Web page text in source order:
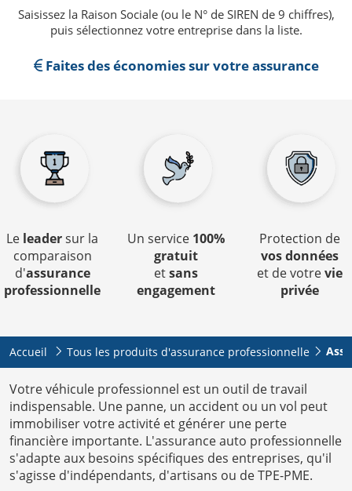
Saisissez la Raison Sociale (ou le N° de SIREN de 9 chiffres),
puis sélectionnez votre entreprise dans la liste.
Faites des économies sur votre assurance
Le leadersur la
comparaison
d'assurance
professionnelle
Un service 100%
gratuit
etsans
engagement
Protection de
vos données
et de votrevie
privée
Accueil Tous les produits d'assurance professionnelle
Votre véhicule professionnel est un outil de travail
indispensable. Une panne, un accident ou un vol peut
immobiliser votre activité et générer une perte
financière importante. L'assurance auto professionnelle
s'adapte aux besoins spécifiques des entreprises, qu'il
s'agisse d'indépendants, d'artisans ou de TPE-PME.